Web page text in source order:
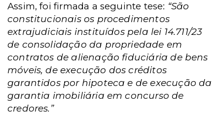
Assim, foi firmada a seguinte tese: “São
constitucionais os procedimentos
extrajudiciais instituídos pela lei 14.711/23
de consolidação da propriedade em
contratos de alienação fiduciária de bens
móveis, de execução dos créditos
garantidos por hipoteca e de execução da
garantia imobiliária em concurso de
credores.”